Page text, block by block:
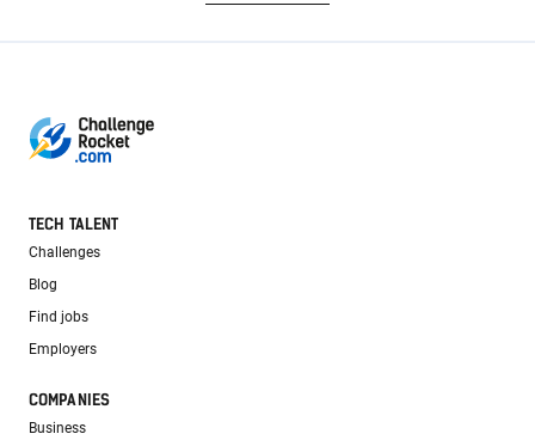
TECH TALENT
Challenges
Blog
Find jobs
Employers
COMPANIES
Business